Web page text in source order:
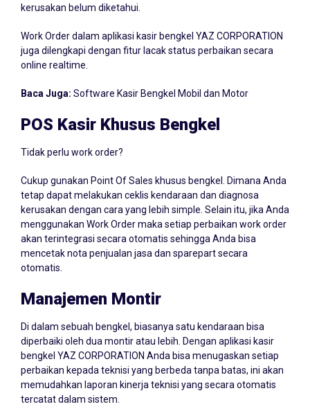
kerusakan belum diketahui.
Work Order dalam aplikasi kasir bengkel YAZ CORPORATION
juga dilengkapi dengan fitur lacak status perbaikan secara
online realtime.
Baca Juga: Software Kasir Bengkel Mobil dan Motor
POS Kasir Khusus Bengkel
Tidak perlu work order?
Cukup gunakan Point Of Sales khusus bengkel. Dimana Anda
tetap dapat melakukan ceklis kendaraan dan diagnosa
kerusakan dengan cara yang lebih simple. Selain itu, jika Anda
menggunakan Work Order maka setiap perbaikan work order
akan terintegrasi secara otomatis sehingga Anda bisa
mencetak nota penjualan jasa dan sparepart secara
otomatis.
Manajemen Montir
Di dalam sebuah bengkel, biasanya satu kendaraan bisa
diperbaiki oleh dua montir atau lebih. Dengan aplikasi kasir
bengkel YAZ CORPORATION Anda bisa menugaskan setiap
perbaikan kepada teknisi yang berbeda tanpa batas, ini akan
memudahkan laporan kinerja teknisi yang secara otomatis
tercatat dalam sistem.